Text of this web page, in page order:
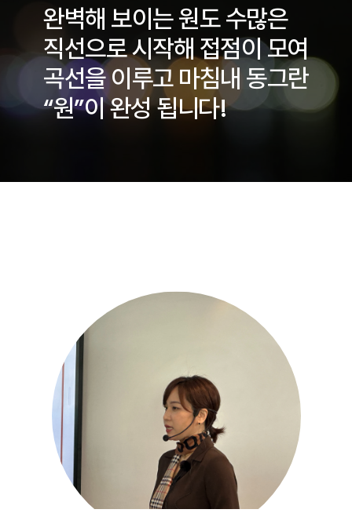
완벽해 보이는 원도 수많은
직선으로 시작해 접점이 모여
곡선을 이루고 마침내 동그란
“원”이 완성 됩니다!